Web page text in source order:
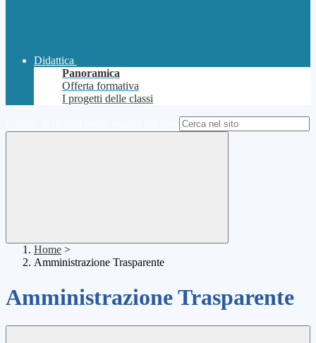
Didattica
Panoramica
Offerta formativa
I progetti delle classi
Home >
Amministrazione Trasparente
Amministrazione Trasparente